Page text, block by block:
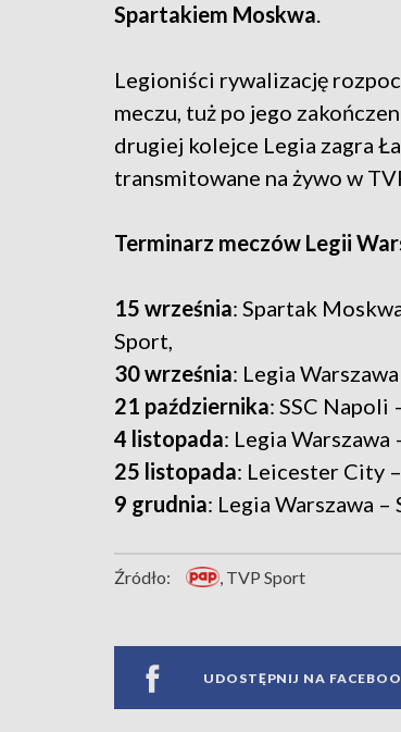
Spartakiem Moskwa.
Legioniści rywalizację
meczu, tuż po jego
drugiej kolejce Legia zagra
transmitowane na żywo w
Terminarz meczów Legii
15 września: Spartak
Sport,
30 września: Legia
21 października: SSC Napoli
4 listopada: Legia Warszawa
25 listopada: Leicester City
9 grudnia: Legia Warszawa
Źródło: , TVP Sport
UDOSTĘPNIJ NA